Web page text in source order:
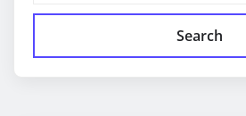
Search